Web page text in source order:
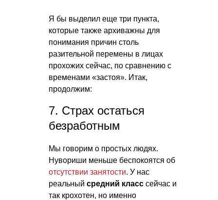
Я бы выделил еще три пункта,
которые также архиважны для
понимания причин столь
разительной перемены в лицах
прохожих сейчас, по сравнению с
временами «застоя». Итак,
продолжим:
7. Страх остаться
безработным
Мы говорим о простых людях.
Нувориши меньше беспокоятся об
отсутствии занятости. У нас
реальный средний класс сейчас и
так крохотен, но именно